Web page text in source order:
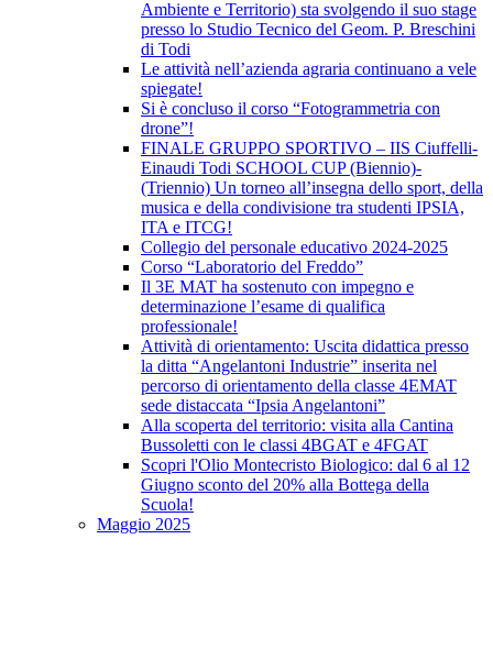
Ambiente e Territorio) sta svolgendo il suo stage
presso lo Studio Tecnico del Geom. P. Breschini
di Todi
Le attività nell’azienda agraria continuano a vele
spiegate!
Si è concluso il corso “Fotogrammetria con
drone”!
FINALE GRUPPO SPORTIVO – IIS Ciuffelli-
Einaudi Todi SCHOOL CUP (Biennio)-
(Triennio) Un torneo all’insegna dello sport, della
musica e della condivisione tra studenti IPSIA,
ITA e ITCG!
Collegio del personale educativo 2024-2025
Corso “Laboratorio del Freddo”
Il 3E MAT ha sostenuto con impegno e
determinazione l’esame di qualifica
professionale!
Attività di orientamento: Uscita didattica presso
la ditta “Angelantoni Industrie” inserita nel
percorso di orientamento della classe 4EMAT
sede distaccata “Ipsia Angelantoni”
Alla scoperta del territorio: visita alla Cantina
Bussoletti con le classi 4BGAT e 4FGAT
Scopri l'Olio Montecristo Biologico: dal 6 al 12
Giugno sconto del 20% alla Bottega della
Scuola!
Maggio 2025